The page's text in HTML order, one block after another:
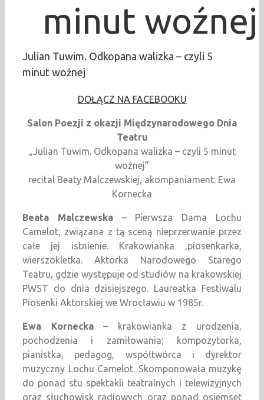
minut woźnej
Julian Tuwim. Odkopana walizka – czyli 5
minut woźnej
DOŁĄCZ NA FACEBOOKU
Salon Poezji z okazji Międzynarodowego Dnia
Teatru
„Julian Tuwim. Odkopana walizka – czyli 5 minut
woźnej”
recital Beaty Malczewskiej, akompaniament: Ewa
Kornecka
Beata Malczewska– Pierwsza Dama Lochu
Camelot, związana z tą sceną nieprzerwanie przez
całe jej istnienie. Krakowianka ,piosenkarka,
wierszokletka. Aktorka Narodowego Starego
Teatru, gdzie występuje od studiów na krakowskiej
PWST do dnia dzisiejszego. Laureatka Festiwalu
Piosenki Aktorskiej we Wrocławiu w 1985r.
Ewa Kornecka– krakowianka z urodzenia,
pochodzenia i zamiłowania; kompozytorka,
pianistka, pedagog, współtwórca i dyrektor
muzyczny Lochu Camelot. Skomponowała muzykę
do ponad stu spektakli teatralnych i telewizyjnych
oraz słuchowisk radiowych oraz ponad osiemset